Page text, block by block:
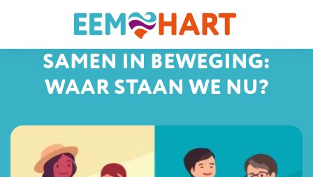
SAMEN IN BEWEGING:
WAAR STAAN WE NU?